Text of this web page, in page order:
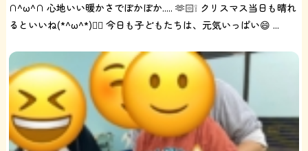
∩^ω^∩ 心地いい暖かさでぽかぽか..... 🫶🏻❕ クリスマス当日も晴れ
るといいね(*^ω^*)❤️‍🔥 今日も子どもたちは、元気いっぱい😄 ...